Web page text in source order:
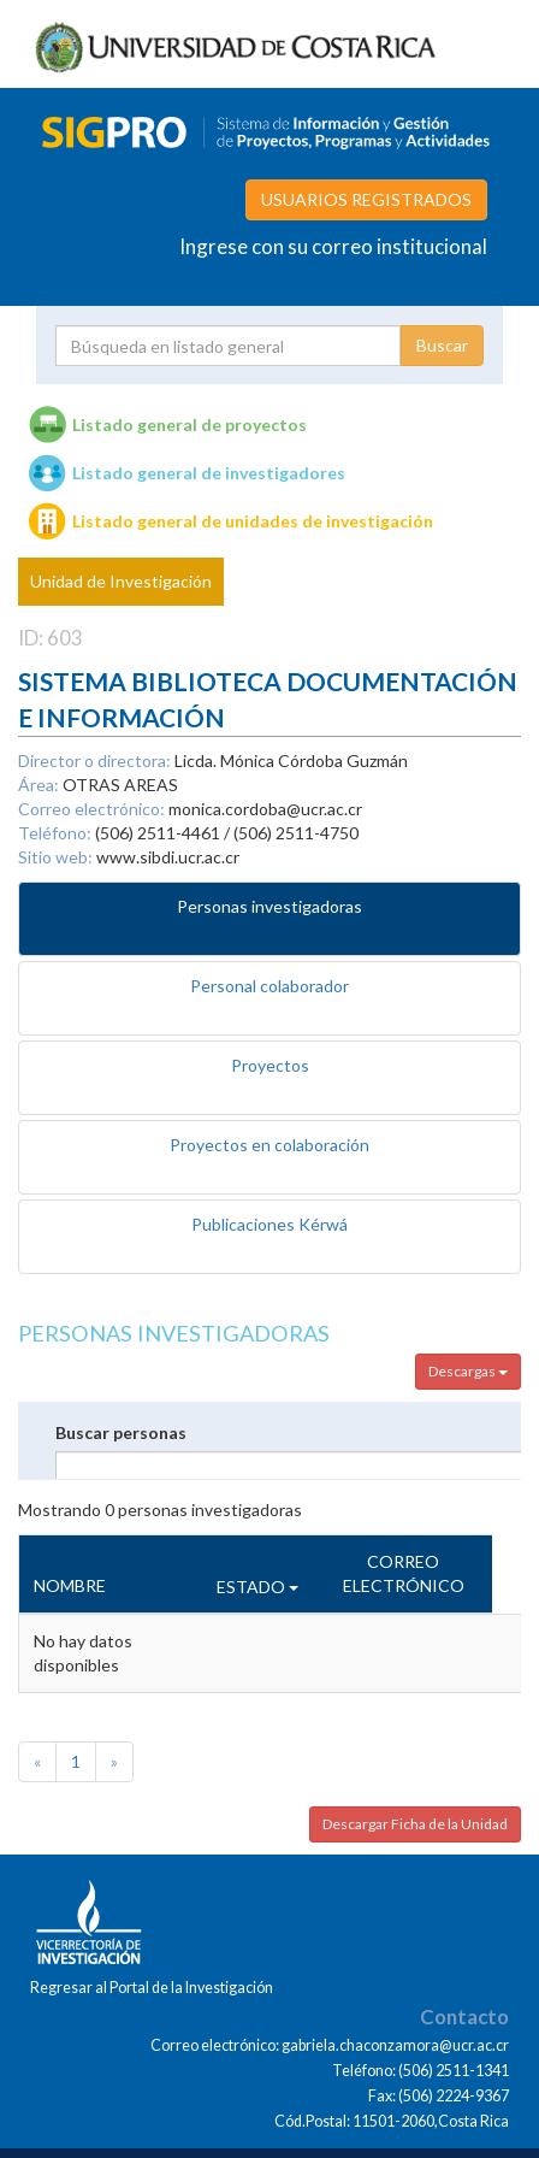
USUARIOS REGISTRADOS
Ingrese con su correo institucional
Unidades de investigación
Listado general de proyectos
Listado general de investigadores
Listado general de unidades de investigación
Unidad de Investigación
ID: 603
SISTEMA BIBLIOTECA DOCUMENTACIÓN
E INFORMACIÓN
Director o directora: Licda. Mónica Córdoba Guzmán
Área: OTRAS AREAS
Correo electrónico: monica.cordoba@ucr.ac.cr
Teléfono: (506) 2511-4461 / (506) 2511-4750
Sitio web: www.sibdi.ucr.ac.cr
Personas investigadoras
Personal colaborador
Proyectos
Proyectos en colaboración
Publicaciones Kérwá
PERSONAS INVESTIGADORAS
Descargas
Buscar personas
Mostrando 0personas investigadoras
NOMBRE ESTADO
CORREO
ELECTRÓNICO
No hay datos
disponibles
« 1 »
Descargar Ficha de la Unidad
Regresar al Portal de la Investigación
Contacto
Correo electrónico: gabriela.chaconzamora@ucr.ac.cr
Teléfono: (506) 2511-1341
Fax: (506) 2224-9367
Cód.Postal: 11501-2060,Costa Rica